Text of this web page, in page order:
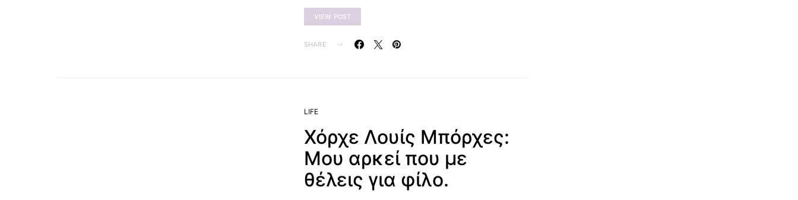
VIEW POST
SHARE
LIFE
Χόρχε Λουίς Μπόρχες:
Μου αρκεί που με
θέλεις για φίλο.